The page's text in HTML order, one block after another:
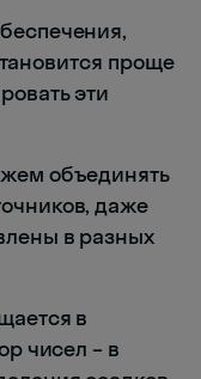
проще
эти
объединять
даже
в разных
в
чисел – в